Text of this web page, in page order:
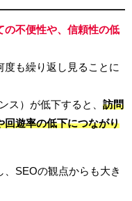
の不便性や、信頼性の低
度も繰り返し見ることに
ス）が低下すると、 訪問
回遊率の低下につながり
SEOの観点からも大き